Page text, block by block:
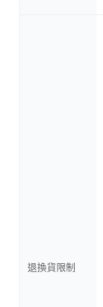
退換貨限制